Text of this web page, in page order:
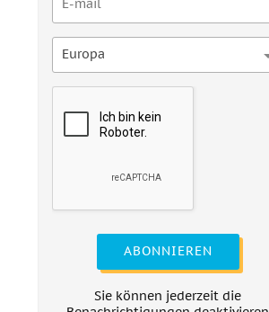
Europa
ABONNIEREN
Sie können jederzeit die